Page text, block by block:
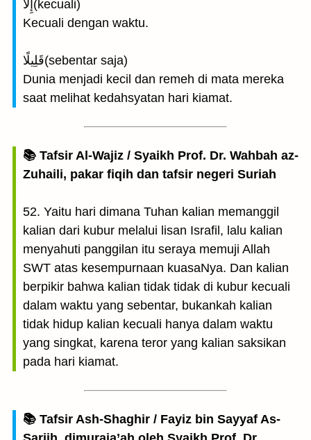
إِلَّا(kecuali)
Kecuali dengan waktu.
قَلِيلًا(sebentar saja)
Dunia menjadi kecil dan remeh di mata mereka
saat melihat kedahsyatan hari kiamat.
📚 Tafsir Al-Wajiz / Syaikh Prof. Dr. Wahbah az-
Zuhaili, pakar fiqih dan tafsir negeri Suriah
52. Yaitu hari dimana Tuhan kalian memanggil
kalian dari kubur melalui lisan Israfil, lalu kalian
menyahuti panggilan itu seraya memuji Allah
SWT atas kesempurnaan kuasaNya. Dan kalian
berpikir bahwa kalian tidak tidak di kubur kecuali
dalam waktu yang sebentar, bukankah kalian
tidak hidup kalian kecuali hanya dalam waktu
yang singkat, karena teror yang kalian saksikan
pada hari kiamat.
📚 Tafsir Ash-Shaghir / Fayiz bin Sayyaf As-